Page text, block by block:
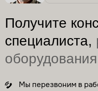
Получите
специалиста,
Мы перезвоним в